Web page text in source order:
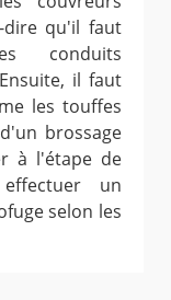
dire qu'il faut
conduits
il faut
les touffes
brossage
à l'étape de
un
selon les